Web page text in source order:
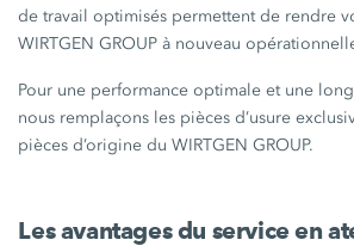
de travail optimisés permettent de rendre
WIRTGEN GROUP à nouveau
Pour une performance optimale et une
nous remplaçons les pièces d’usure
pièces d’origine du WIRTGEN GROUP.
Les avantages du service en